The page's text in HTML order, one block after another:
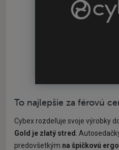
To najlepšie za férovú
Cybex rozdeľuje svoje výrobky
Gold je zlatý stred
.
predovšetkým na špičkovú